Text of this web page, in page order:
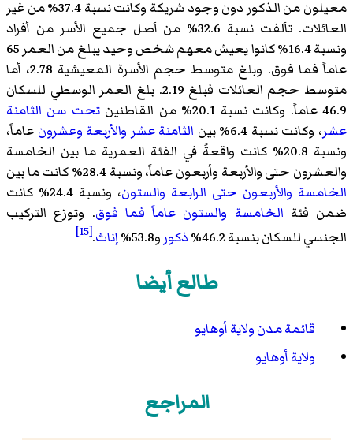
معيلون من الذكور دون وجود شريكة وكانت نسبة 37.4% من غير
العائلات. تألفت نسبة 32.6% من أصل جميع الأسر من أفراد
ونسبة 16.4% كانوا يعيش معهم شخص وحيد يبلغ من العمر 65
عاماً فما فوق. وبلغ متوسط حجم الأسرة المعيشية 2.78، أما
متوسط حجم العائلات فبلغ 2.19. بلغ العمر الوسطي للسكان
46.9 عاماً. وكانت نسبة 20.1% من القاطنين
تحت سن الثامنة
عشر، وكانت نسبة 6.4% بين الثامنة عشر والأربعة وعشرون عاماً،
ونسبة 20.8% كانت واقعةً في الفئة العمرية ما بين الخامسة
والعشرون حتى والأربعة وأربعون عاماً، ونسبة 28.4% كانت ما بين
الخامسة والأربعون حتى الرابعة والستون
، ونسبة 24.4% كانت
ضمن فئة الخامسة والستون عاماً فما فوق. وتوزع التركيب
الجنسي للسكان بنسبة 46.2%
ذكورو53.8% إناث.
[15]
طالع أيضا
قائمة مدن ولاية أوهايو
ولاية أوهايو
المراجع